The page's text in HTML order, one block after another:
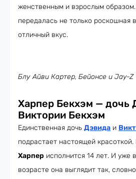
женственным и взрослым
передалась не только роскошная
отличный вкус.
Блу Айви Картер, Бейонсе и Jay-Z
Харпер Бекхэм — дочь
Виктории Бекхэм
Единственная дочь Дэвида и
подрастает настоящей
Харпер исполнится 14 лет. И уже
возрасте она выглядит так,